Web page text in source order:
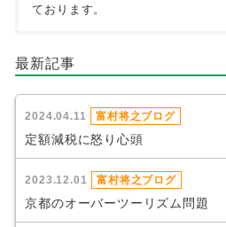
ております。
最新記事
2024.04.11 富村将之ブログ
定額減税に怒り心頭
2023.12.01 富村将之ブログ
京都のオーバーツーリズム問題